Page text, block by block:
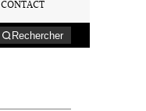
CONTACT
Rechercher